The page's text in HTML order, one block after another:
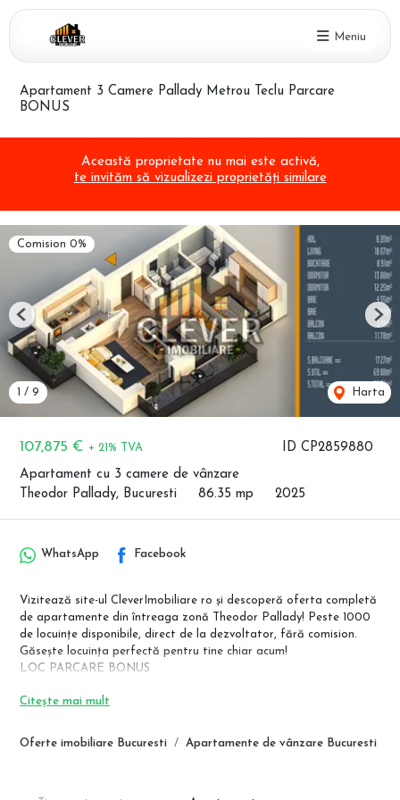
Meniu
Apartament 3 Camere Pallady Metrou Teclu Parcare
BONUS
Această proprietate nu mai este activă,
te invităm să vizualizezi proprietăți similare
ID CP2859880
107,875 € + 21% TVA
Apartament cu 3 camere de vânzare
Theodor Pallady, Bucuresti
86.35 mp 2025
Comision 0%
/ 9 Harta
Previous
Oferte imobiliare Bucuresti Apartamente de vânzare Bucuresti
WhatsApp Facebook
Vizitează site-ul CleverImobiliare ro și descoperă oferta completă
de apartamente din întreaga zonă Theodor Pallady! Peste 1000
de locuințe disponibile, direct de la dezvoltator, fără comision.
Găsește locuința perfectă pentru tine chiar acum!
LOC PARCARE BONUS
Pret avans 50%: 120.820 Euro + TVA
Design-ul modern al imobilului este special gandit, astfel incat
Citește mai mult